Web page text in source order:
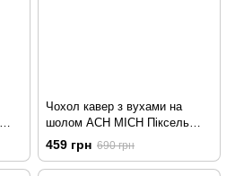
Чохол кавер з вухами на
шолом ACH MICH Піксель
Темно-сірий
459 грн 690 грн